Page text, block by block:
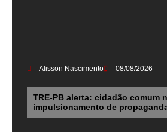
Alisson Nascimento 08/08/2026
TRE-PB alerta: cidadão comum
impulsionamento de